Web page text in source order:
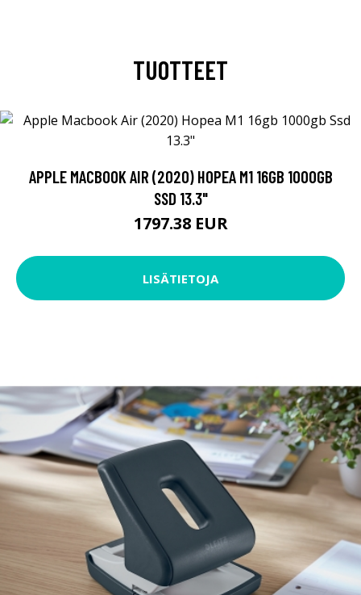
TUOTTEET
APPLE MACBOOK AIR (2020) HOPEA M1 16GB 1000GB
SSD 13.3"
1797.38 EUR
LISÄTIETOJA